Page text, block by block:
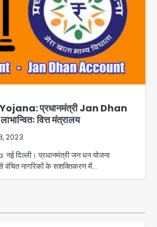
प्रधानमंत्री Jan Dhan
वित्त मंत्रालय
2023
दिल्ली। प्रधानमंत्री जन धन योजना
वंचित नागरिकों के सशक्तिकरण में…
इसके मायने
Kumar
Noida (Badalpur):
लदा कैंटर अनियंत्रित होकर घुसा
दुकान में , ड्राइवर की मौत
Kumar
Review: लोकेश कनगराज की
डेब्यू फिल्म विजुअली स्ट्राइकिंग लेकिन
में कमजोर, लेकिन कहानी अधूरी रह
स्टार रेटिंग
Kumar
Hospital Noida: फेलिक्स